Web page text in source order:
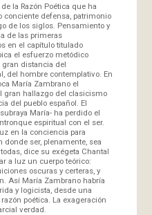
la Razón Poética que ha
conciente defensa, patrimonio
de los siglos. Pensamiento y
de las primeras
en el capítulo titulado
el esfuerzo metódico
gran distancia del
del hombre contemplativo. En
María Zambrano el
gran hallazgo del clasicismo
del pueblo español. El
María- ha perdido el
espiritual con el ser.
en la conciencia para
donde ser, plenamente, sea
dice su exégeta Chantal
a luz un cuerpo teórico:
oscuras y certeras, y
Así María Zambrano habría
y logicista, desde una
poética. La exageración
verdad.